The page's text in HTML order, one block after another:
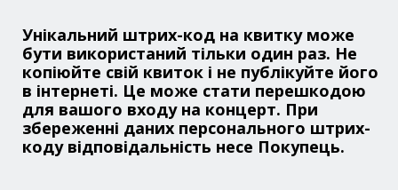
Унікальний штрих-код на квитку може
бути використаний тільки один раз. Не
копіюйте свій квиток і не публікуйте його
в інтернеті. Це може стати перешкодою
для вашого входу на концерт. При
збереженні даних персонального штрих-
коду відповідальність несе Покупець.